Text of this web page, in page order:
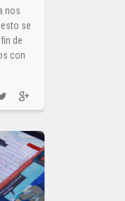
nos
se
de
con